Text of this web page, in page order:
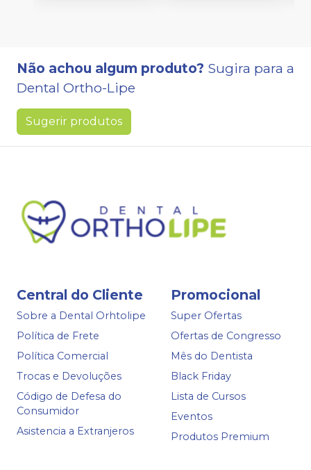
Não achou algum produto? Sugira para a
Dental Ortho-Lipe
Sugerir produtos
Central do Cliente
Sobre a Dental Orhtolipe
Política de Frete
Política Comercial
Trocas e Devoluções
Código de Defesa do
Consumidor
Asistencia a Extranjeros
Promocional
Super Ofertas
Ofertas de Congresso
Mês do Dentista
Black Friday
Lista de Cursos
Eventos
Produtos Premium